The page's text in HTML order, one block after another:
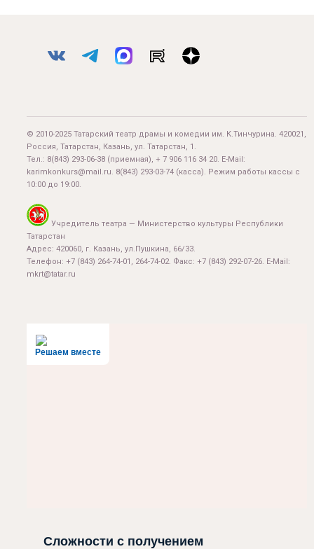
© 2010-2025 Татарский театр драмы и комедии им. К.Тинчурина. 420021,
Россия, Татарстан, Казань, ул. Татарстан, 1.
Тел.: 8(843) 293-06-38 (приемная), + 7 906 116 34 20. E-Mail:
karimkonkurs@mail.ru. 8(843) 293-03-74 (касса). Режим работы кассы с
10:00 до 19:00.
Учредитель театра — Министерство культуры Республики
Татарстан
Адрес: 420060, г. Казань, ул.Пушкина, 66/33.
Телефон: +7 (843) 264-74-01, 264-74-02. Факс: +7 (843) 292-07-26. E-Mail:
mkrt@tatar.ru
Решаем вместе
Сложности с получением